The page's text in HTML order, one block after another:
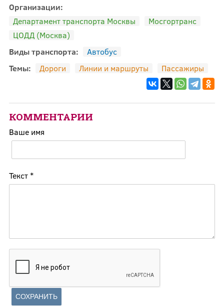
Организации:
Департамент транспорта Москвы
Мосгортранс
ЦОДД (Москва)
Виды транспорта:
Автобус
Темы:
Дороги Линии и маршруты Пассажиры
КОММЕНТАРИИ
Ваше имя
Текст *